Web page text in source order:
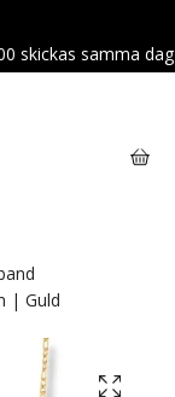
skickas samma dag
| Guld